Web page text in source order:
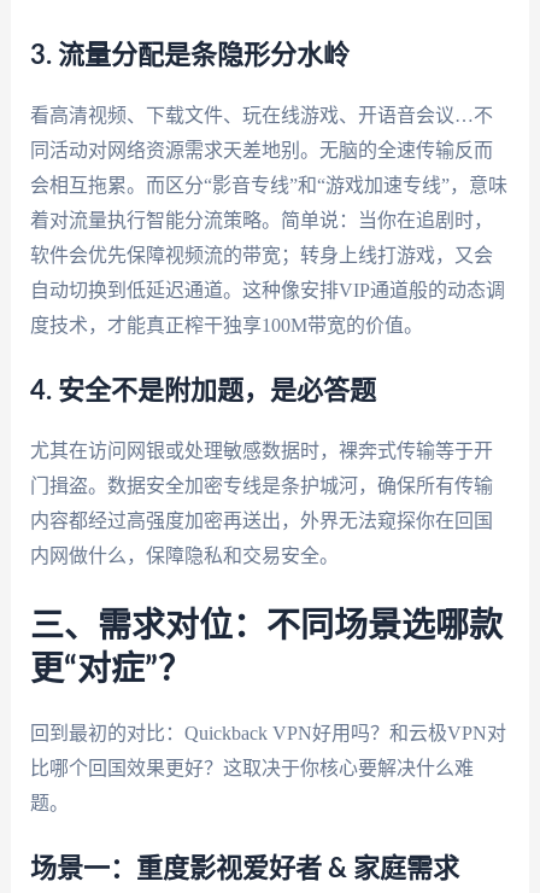
3. 流量分配是条隐形分水岭
看高清视频、下载文件、玩在线游戏、开语音会议…不
同活动对网络资源需求天差地别。无脑的全速传输反而
会相互拖累。而区分“影音专线”和“游戏加速专线”，意味
着对流量执行智能分流策略。简单说：当你在追剧时，
软件会优先保障视频流的带宽；转身上线打游戏，又会
自动切换到低延迟通道。这种像安排VIP通道般的动态调
度技术，才能真正榨干独享100M带宽的价值。
4. 安全不是附加题，是必答题
尤其在访问网银或处理敏感数据时，裸奔式传输等于开
门揖盗。数据安全加密专线是条护城河，确保所有传输
内容都经过高强度加密再送出，外界无法窥探你在回国
内网做什么，保障隐私和交易安全。
三、需求对位：不同场景选哪款
更“对症”？
回到最初的对比：Quickback VPN好用吗？和云极VPN对
比哪个回国效果更好？这取决于你核心要解决什么难
题。
场景一：重度影视爱好者 & 家庭需求